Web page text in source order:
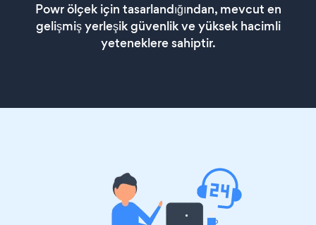
Powr ölçek için tasarlandığından, mevcut en
gelişmiş yerleşik güvenlik ve yüksek hacimli
yeteneklere sahiptir.